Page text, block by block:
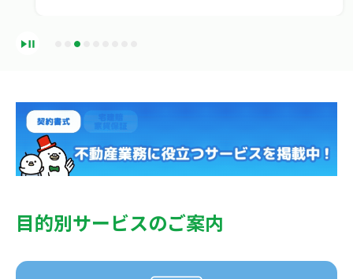
目的別サービスのご案内